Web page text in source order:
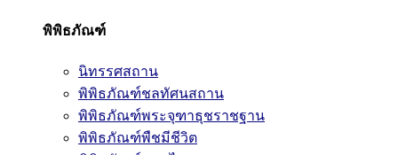
พิพิธภัณฑ์
นิทรรศสถาน
พิพิธภัณฑ์ชลทัศนสถาน
พิพิธภัณฑ์พระจุฑาธุชราชฐาน
พิพิธภัณฑ์พืชมีชีวิต